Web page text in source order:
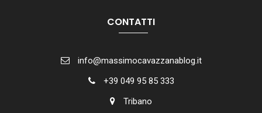
CONTATTI
info@massimocavazzanablog.it
+39 049 95 85 333
Tribano